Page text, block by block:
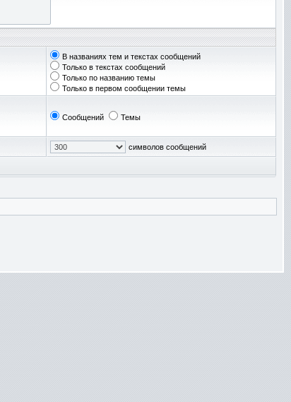
В названиях тем и текстах сообщений
Только в текстах сообщений
Только по названию темы
Только в первом сообщении темы
Сообщений Темы
символов сообщений